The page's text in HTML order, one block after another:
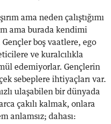
ama neden çalıştığımı
ama burada kendimi
boş vaatlere, ego
ve kuralcılıkla
edemiyorlar. Gençlerin
sebeplere ihtiyaçları var.
ulaşabilen bir dünyada
çakılı kalmak, onlara
anlamsız; dahası: